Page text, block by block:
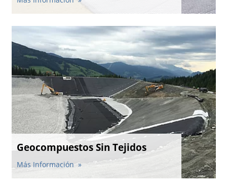
Geocompuestos Sin Tejidos
Más Información